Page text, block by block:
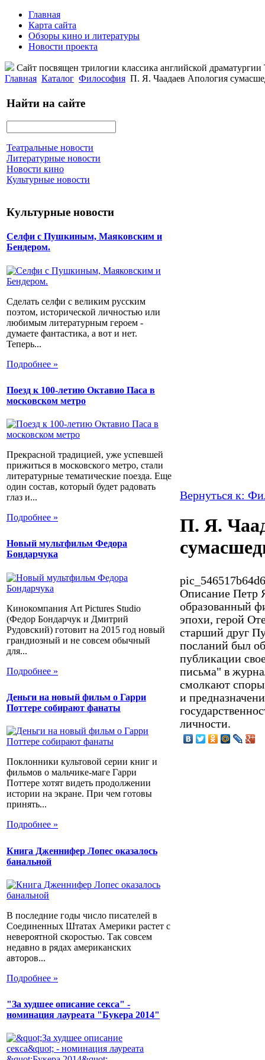
Главная
Карта сайта
Обзоры кино и литературы
Новости проекта
Сайт посвящен трилогии классика английской
Главная Каталог Философия П. Я. Чаадаев Апология
Найти на сайте
Театральные новости
Литературные новости
Новости кино
Культурные новости
Культурные новости
Селфи с Пушкиным, Маяковским и
Бендером.
Сделать селфи с великим русским
поэтом, исторической личностью или
любимым литературным героем -
думаете фантастика, а вот и нет.
Теперь...
Подробнее »
Поезд к 100-летию Октавио Паса в
московском метро
Прекрасной традицией, уже успевшей
прижиться в московского метро, стали
литературные тематические поезда. Еще
один состав, который будет радовать
глаз и...
Подробнее »
Новый мультфильм Федора
Бондарчука
Кинокомпания Art Pictures Studio
(Федор Бондарчук и Дмитрий
Рудовский) готовит на 2015 год новый
грандиозный и не совсем обычный
для...
Подробнее »
Деньги на новый фильм о Гарри
Поттере собирают фанаты
Поклонники культовой серии книг и
фильмов о мальчике-маге Гарри
Поттере хотят видеть продолжении
истории на экране. При чем готовы
принять...
Подробнее »
Книга Дженнифер Лопес оказалось
банальной
В последние годы число писателей в
Соединенных Штатах Америки растет с
невероятной скоростью. Так совсем
недавно в рядах американских
авторов...
Подробнее »
"За худшее описание секса" -
номинация лауреата "Букера 2014"
Вернуться к:
П. Я.
Описание Петр
образованный
эпохи, герой
старший друг
посланий был
публикации
письма" в
смолкают споры
и
личности.